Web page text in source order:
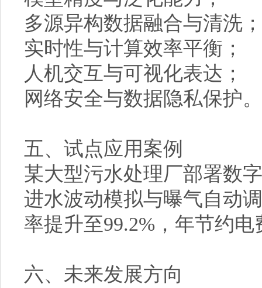
多源异构数据融合与清洗；
实时性与计算效率平衡；
人机交互与可视化表达；
网络安全与数据隐私保护。
五、试点应用案例
某大型污水处理厂部署数
进水波动模拟与曝气自动
率提升至99.2%，年节约
六、未来发展方向